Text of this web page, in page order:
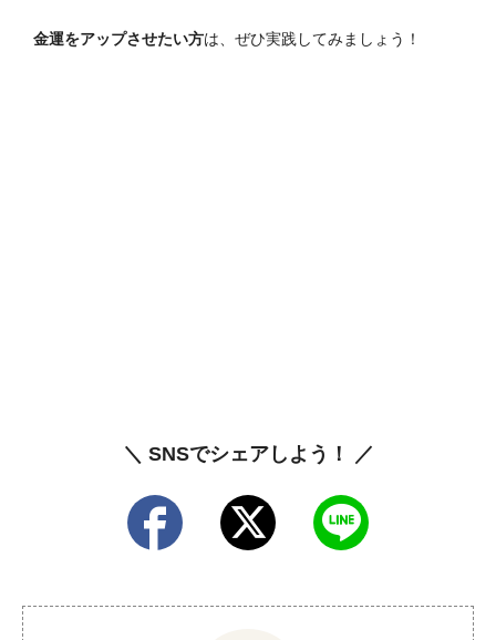
金運をアップさせたい方は、ぜひ実践してみましょう！
＼ SNSでシェアしよう！ ／